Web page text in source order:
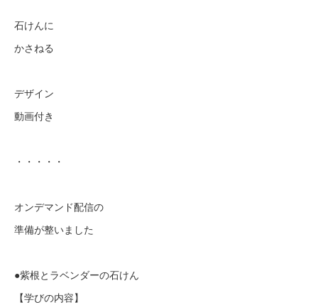
石けんに
かさねる
デザイン
動画付き
・・・・・
オンデマンド配信の
準備が整いました
●紫根とラベンダーの石けん
【学びの内容】